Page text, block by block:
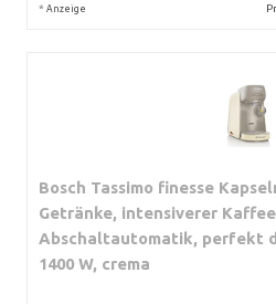
* Anzeige
Bosch Tassimo finesse
Getränke, intensiverer
Abschaltautomatik, perfekt
1400 W, crema